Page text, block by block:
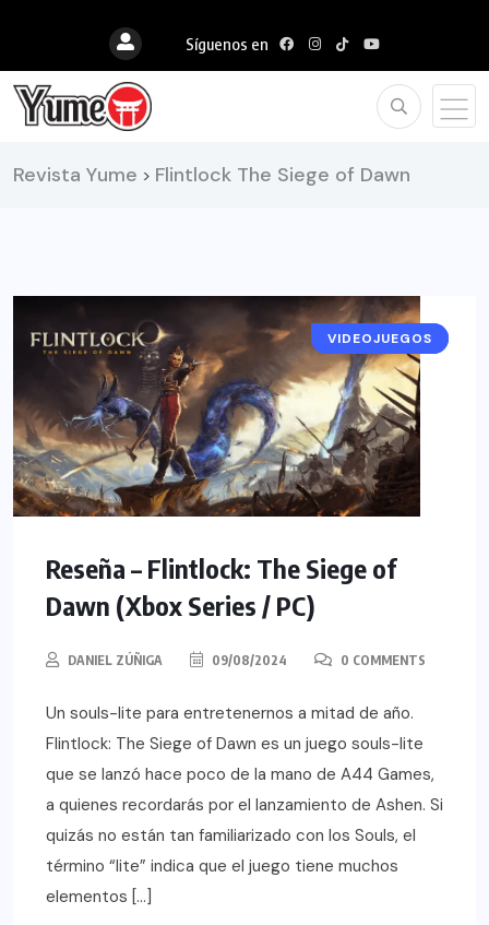
Síguenos en
Revista Yume > Flintlock The Siege of Dawn
RESEÑAS
VIDEOJUEGOS
Reseña – Flintlock: The Siege of
Dawn (Xbox Series / PC)
DANIEL ZÚÑIGA 09/08/2024 0 COMMENTS
Un souls-lite para entretenernos a mitad de año.
Flintlock: The Siege of Dawn es un juego souls-lite
que se lanzó hace poco de la mano de A44 Games,
a quienes recordarás por el lanzamiento de Ashen. Si
quizás no están tan familiarizado con los Souls, el
término “lite” indica que el juego tiene muchos
elementos […]